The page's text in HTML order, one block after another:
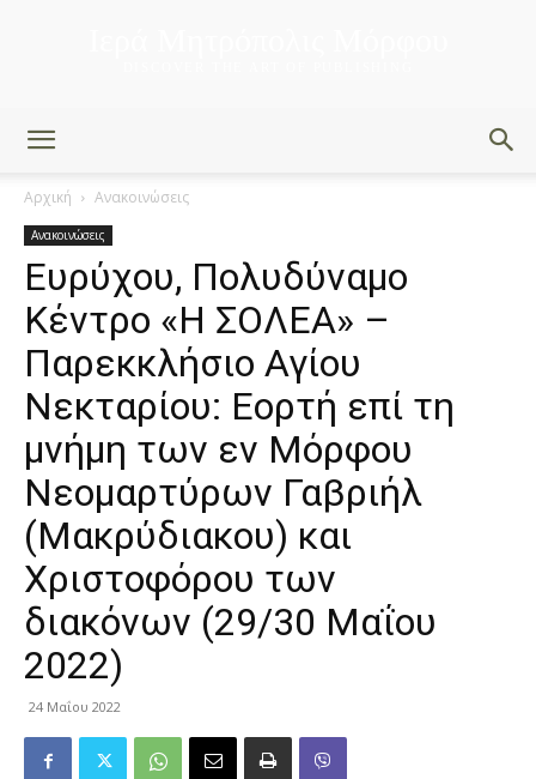
Αρχική Ανακοινώσεις
Ανακοινώσεις
Ευρύχου, Πολυδύναμο
Κέντρο «Η ΣΟΛΕΑ» –
Παρεκκλήσιο Αγίου
Νεκταρίου: Εορτή επί τη
μνήμη των εν Μόρφου
Νεομαρτύρων Γαβριήλ
(Μακρύδιακου) και
Χριστοφόρου των
διακόνων (29/30 Μαΐου
2022)
24 Μαΐου 2022